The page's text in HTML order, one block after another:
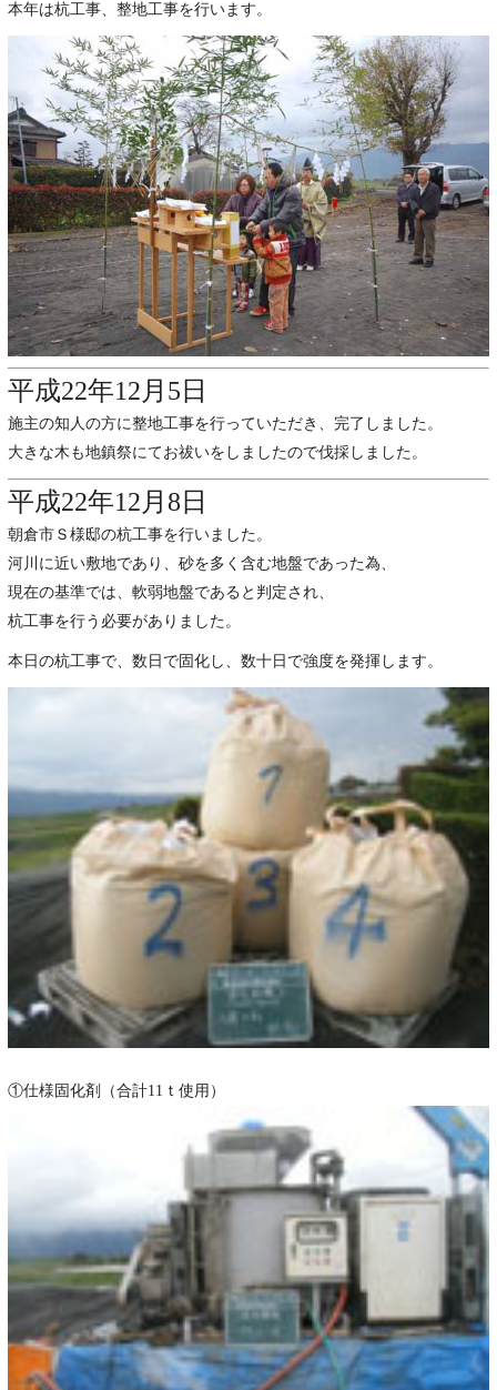
本年は杭工事、整地工事を行います。
平成22年12月5日
施主の知人の方に整地工事を行っていただき、完了しました。
大きな木も地鎮祭にてお祓いをしましたので伐採しました。
平成22年12月8日
朝倉市Ｓ様邸の杭工事を行いました。
河川に近い敷地であり、砂を多く含む地盤であった為、
現在の基準では、軟弱地盤であると判定され、
杭工事を行う必要がありました。
本日の杭工事で、数日で固化し、数十日で強度を発揮します。
①仕様固化剤（合計11ｔ使用）